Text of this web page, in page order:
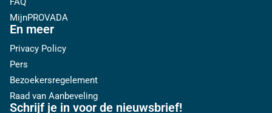
MijnPROVADA
En meer
Privacy Policy
Pers
Bezoekersregelement
Raad van Aanbeveling
Schrijf je in voor de nieuwsbrief!